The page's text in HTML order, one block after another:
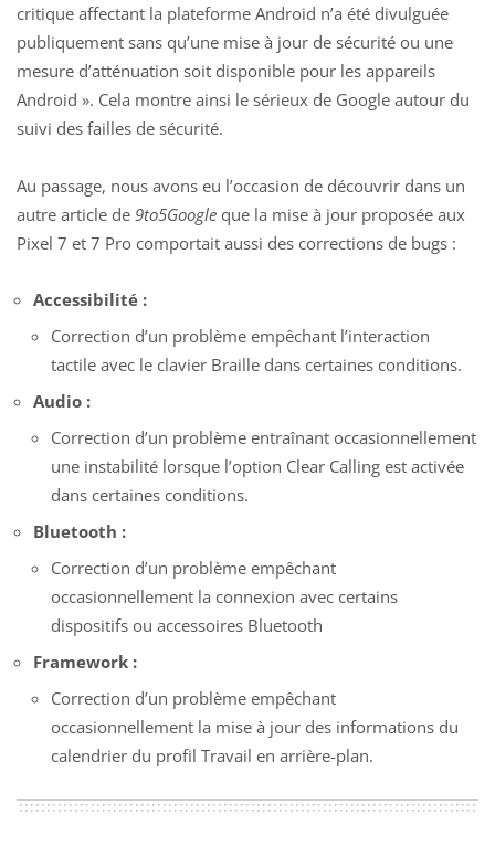
critique affectant la plateforme Android n’a été divulguée
publiquement sans qu’une mise à jour de sécurité ou une
mesure d’atténuation soit disponible pour les appareils
Android ». Cela montre ainsi le sérieux de Google autour du
suivi des failles de sécurité.
Au passage, nous avons eu l’occasion de découvrir dans un
autre article de 9to5Google que la mise à jour proposée aux
Pixel 7 et 7 Pro comportait aussi des corrections de bugs :
Accessibilité :
Correction d’un problème empêchant l’interaction
tactile avec le clavier Braille dans certaines conditions.
Audio :
Correction d’un problème entraînant occasionnellement
une instabilité lorsque l’option Clear Calling est activée
dans certaines conditions.
Bluetooth :
Correction d’un problème empêchant
occasionnellement la connexion avec certains
dispositifs ou accessoires Bluetooth
Framework :
Correction d’un problème empêchant
occasionnellement la mise à jour des informations du
calendrier du profil Travail en arrière-plan.